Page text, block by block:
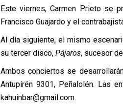
Este viernes, Carmen Prieto se
Francisco Guajardo y el
Al día siguiente, el mismo
su tercer disco, Pájaros, sucesor de
Ambos conciertos se
Antupirén 9301, Peñalolén. Las
kahuinbar@gmail.com.